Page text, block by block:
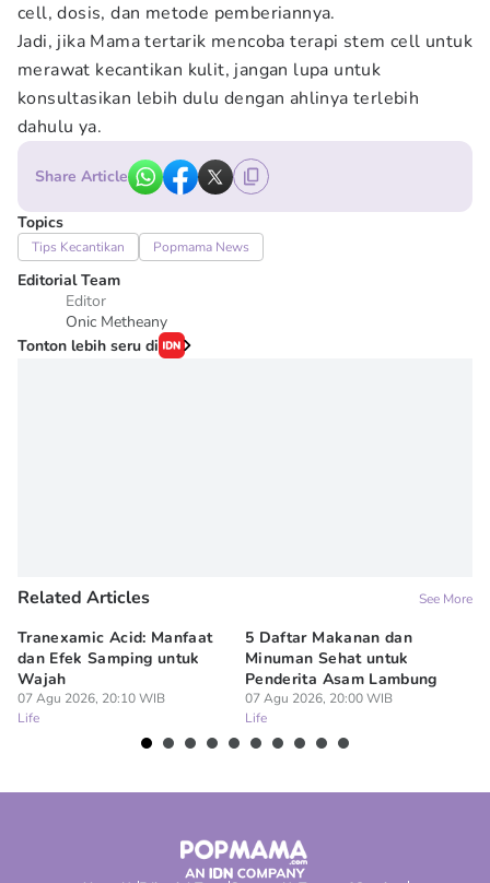
cell, dosis, dan metode pemberiannya.
Jadi, jika Mama tertarik mencoba terapi stem cell untuk
merawat kecantikan kulit, jangan lupa untuk
konsultasikan lebih dulu dengan ahlinya terlebih
dahulu ya.
Share Article
Topics
Tips Kecantikan Popmama News
Editorial Team
Editor
Onic Metheany
Tonton lebih seru di
Related Articles See More
Tranexamic Acid: Manfaat
dan Efek Samping untuk
Wajah
07 Agu 2026, 20:10 WIB
Life
5 Daftar Makanan dan
Minuman Sehat untuk
Penderita Asam Lambung
07 Agu 2026, 20:00 WIB
Life